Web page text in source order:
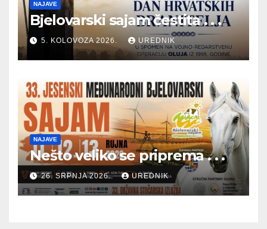
NAJAVE
Bjelovarski sajam čestita . . .
5. KOLOVOZA 2026. UREDNIK
NAJAVE
Nešto veliko se priprema . . .
26. SRPNJA 2026. UREDNIK